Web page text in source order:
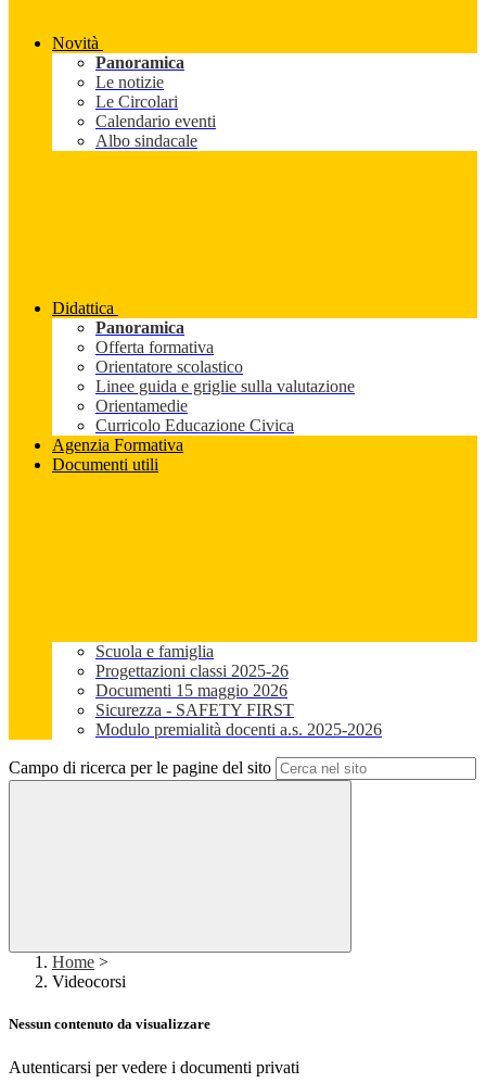
Novità
Panoramica
Le notizie
Le Circolari
Calendario eventi
Albo sindacale
Didattica
Panoramica
Offerta formativa
Orientatore scolastico
Linee guida e griglie sulla valutazione
Orientamedie
Curricolo Educazione Civica
Agenzia Formativa
Documenti utili
Scuola e famiglia
Progettazioni classi 2025-26
Documenti 15 maggio 2026
Sicurezza - SAFETY FIRST
Modulo premialità docenti a.s. 2025-2026
Campo di ricerca per le pagine del sito
Home >
Videocorsi
Nessun contenuto da visualizzare
Autenticarsi per vedere i documenti privati